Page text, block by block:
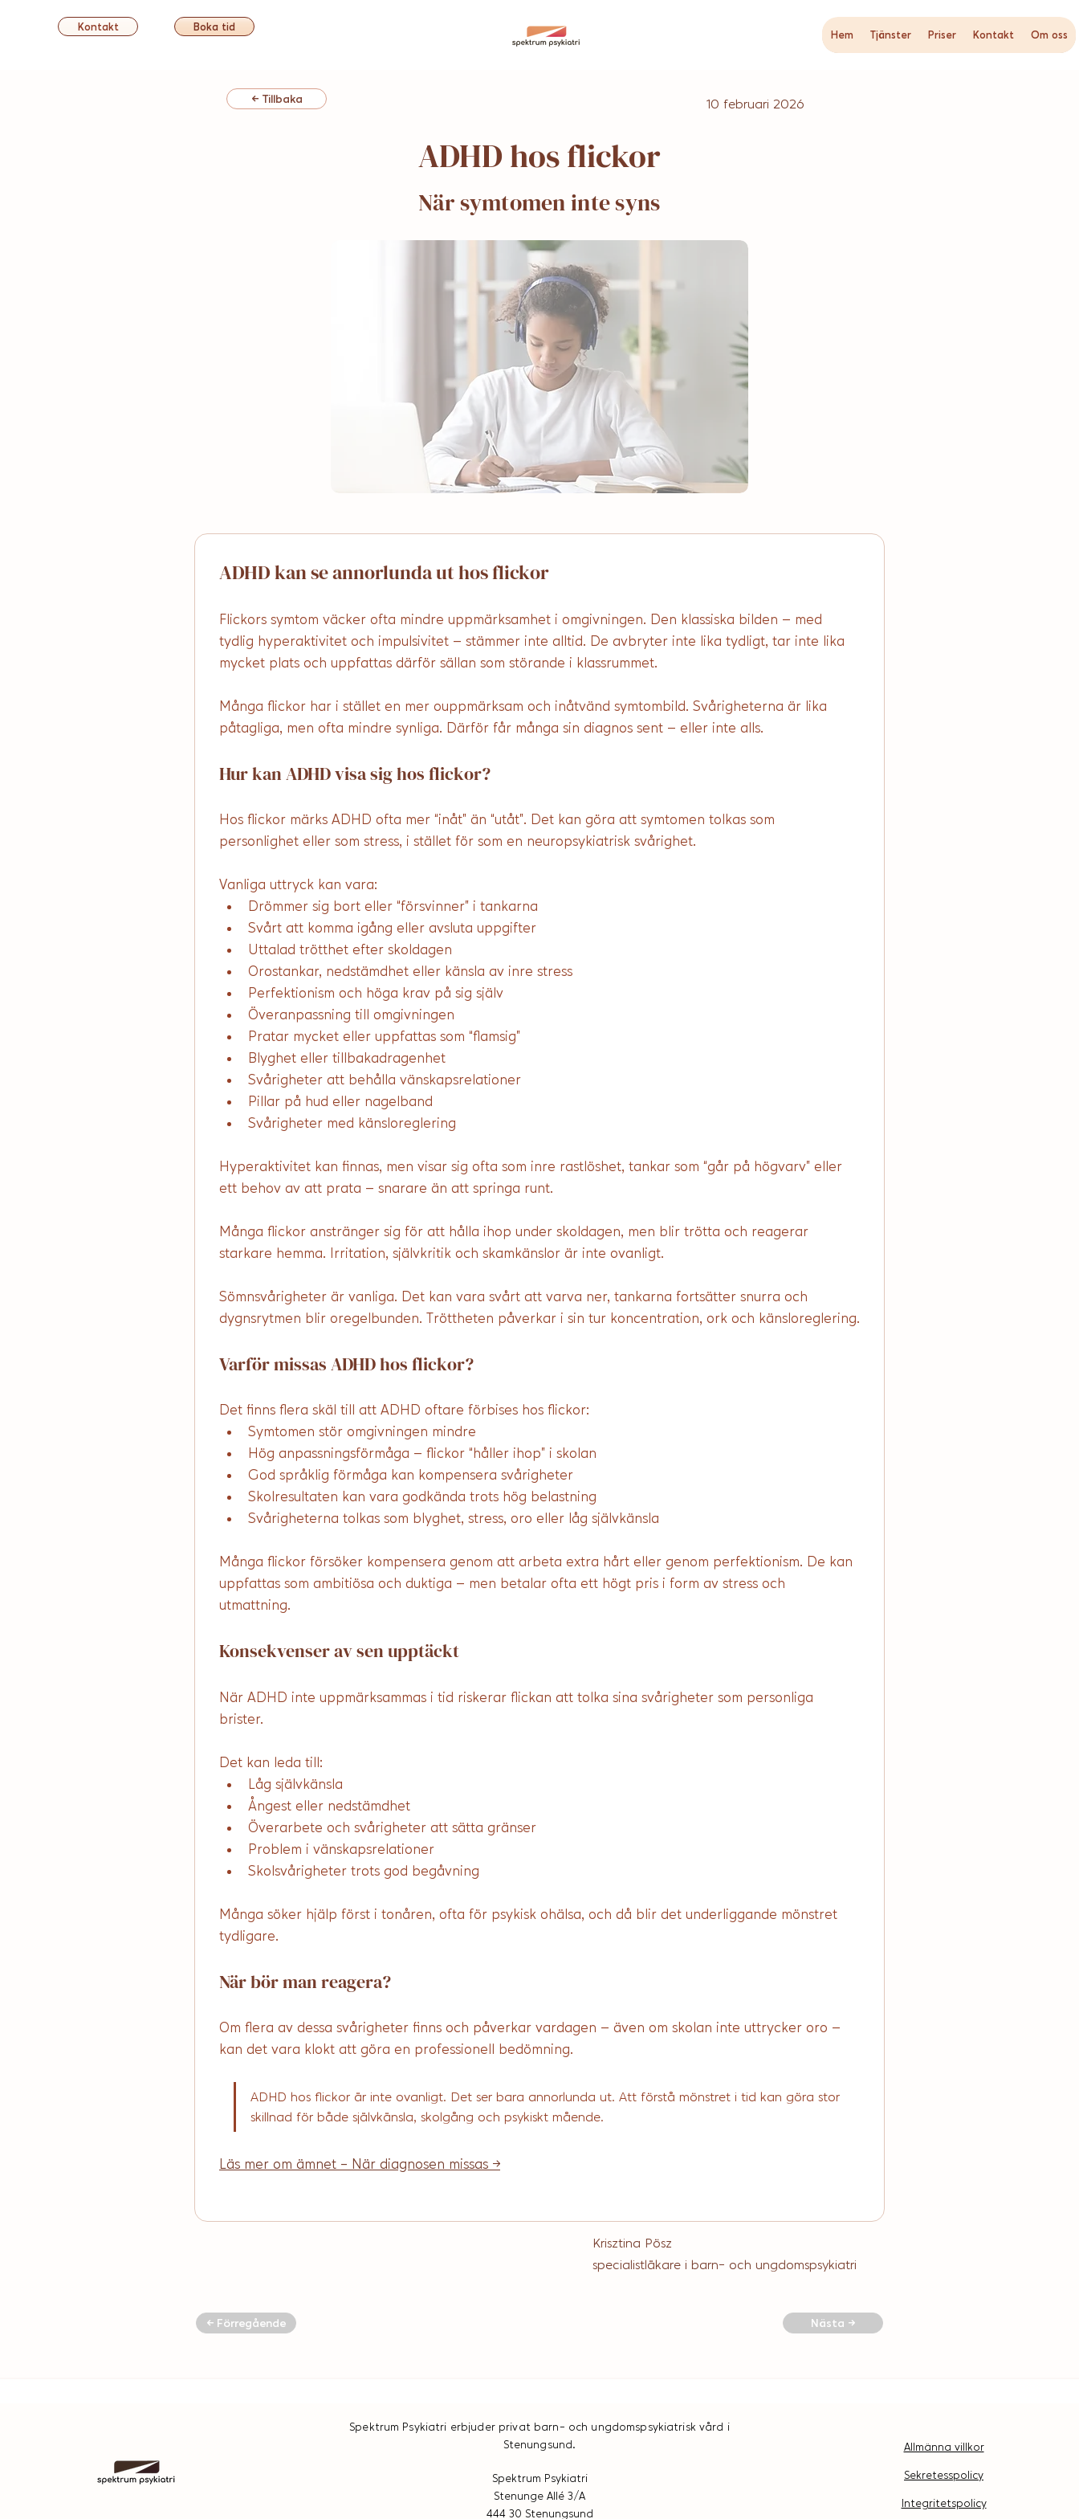
Kontakt Boka tid
Hem Tjänster Priser Kontakt Om oss
← Tillbaka 10 februari 2026
ADHD hos flickor
När symtomen inte syns
ADHD kan se annorlunda ut hos flickor
Flickors symtom väcker ofta mindre uppmärksamhet i omgivningen. Den klassiska bilden – med
tydlig hyperaktivitet och impulsivitet – stämmer inte alltid. De avbryter inte lika tydligt, tar inte lika
mycket plats och uppfattas därför sällan som störande i klassrummet.
Många flickor har i stället en mer ouppmärksam och inåtvänd symtombild. Svårigheterna är lika
påtagliga, men ofta mindre synliga. Därför får många sin diagnos sent – eller inte alls.
Hur kan ADHD visa sig hos flickor?
Hos flickor märks ADHD ofta mer “inåt” än “utåt”. Det kan göra att symtomen tolkas som
personlighet eller som stress, i stället för som en neuropsykiatrisk svårighet.
Vanliga uttryck kan vara:
Drömmer sig bort eller “försvinner” i tankarna
Svårt att komma igång eller avsluta uppgifter
Uttalad trötthet efter skoldagen
Orostankar, nedstämdhet eller känsla av inre stress
Perfektionism och höga krav på sig själv
Överanpassning till omgivningen
Pratar mycket eller uppfattas som “flamsig”
Blyghet eller tillbakadragenhet
Svårigheter att behålla vänskapsrelationer
Pillar på hud eller nagelband
Svårigheter med känsloreglering
Hyperaktivitet kan finnas, men visar sig ofta som inre rastlöshet, tankar som “går på högvarv” eller
ett behov av att prata – snarare än att springa runt.
Många flickor anstränger sig för att hålla ihop under skoldagen, men blir trötta och reagerar
starkare hemma. Irritation, självkritik och skamkänslor är inte ovanligt.
Sömnsvårigheter är vanliga. Det kan vara svårt att varva ner, tankarna fortsätter snurra och
dygnsrytmen blir oregelbunden. Tröttheten påverkar i sin tur koncentration, ork och känsloreglering.
Varför missas ADHD hos flickor?
Det finns flera skäl till att ADHD oftare förbises hos flickor:
Symtomen stör omgivningen mindre
Hög anpassningsförmåga – flickor “håller ihop” i skolan
God språklig förmåga kan kompensera svårigheter
Skolresultaten kan vara godkända trots hög belastning
Svårigheterna tolkas som blyghet, stress, oro eller låg självkänsla
Många flickor försöker kompensera genom att arbeta extra hårt eller genom perfektionism. De kan
uppfattas som ambitiösa och duktiga – men betalar ofta ett högt pris i form av stress och
utmattning.
Konsekvenser av sen upptäckt
När ADHD inte uppmärksammas i tid riskerar flickan att tolka sina svårigheter som personliga
brister.
Det kan leda till:
Låg självkänsla
Ångest eller nedstämdhet
Överarbete och svårigheter att sätta gränser
Problem i vänskapsrelationer
Skolsvårigheter trots god begåvning
Många söker hjälp först i tonåren, ofta för psykisk ohälsa, och då blir det underliggande mönstret
tydligare.
När bör man reagera?
Om flera av dessa svårigheter finns och påverkar vardagen – även om skolan inte uttrycker oro –
kan det vara klokt att göra en professionell bedömning.
ADHD hos flickor är inte ovanligt. Det ser bara annorlunda ut. Att förstå mönstret i tid kan göra stor
skillnad för både självkänsla, skolgång och psykiskt mående.
Läs mer om ämnet - När diagnosen missas →
Krisztina Pösz
specialistläkare i barn- och ungdomspsykiatri
← Förregående Nästa →
Spektrum Psykiatri erbjuder privat barn- och ungdomspsykiatrisk vård i
Stenungsund.
Spektrum Psykiatri
Stenunge Allé 3/A
444 30 Stenungsund
Allmänna villkor
Sekretesspolicy
Integritetspolicy